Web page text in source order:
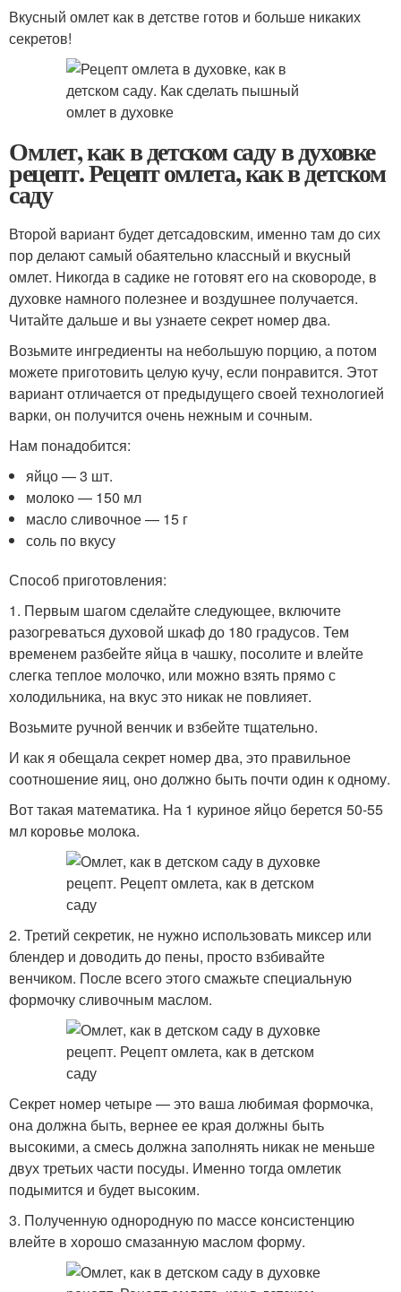
Вкусный омлет как в детстве готов и больше никаких
секретов!
Омлет, как в детском саду в духовке
рецепт. Рецепт омлета, как в детском
саду
Второй вариант будет детсадовским, именно там до сих
пор делают самый обаятельно классный и вкусный
омлет. Никогда в садике не готовят его на сковороде, в
духовке намного полезнее и воздушнее получается.
Читайте дальше и вы узнаете секрет номер два.
Возьмите ингредиенты на небольшую порцию, а потом
можете приготовить целую кучу, если понравится. Этот
вариант отличается от предыдущего своей технологией
варки, он получится очень нежным и сочным.
Нам понадобится:
яйцо — 3 шт.
молоко — 150 мл
масло сливочное — 15 г
соль по вкусу
Способ приготовления:
1. Первым шагом сделайте следующее, включите
разогреваться духовой шкаф до 180 градусов. Тем
временем разбейте яйца в чашку, посолите и влейте
слегка теплое молочко, или можно взять прямо с
холодильника, на вкус это никак не повлияет.
Возьмите ручной венчик и взбейте тщательно.
И как я обещала секрет номер два, это правильное
соотношение яиц, оно должно быть почти один к одному.
Вот такая математика. На 1 куриное яйцо берется 50-55
мл коровье молока.
2. Третий секретик, не нужно использовать миксер или
блендер и доводить до пены, просто взбивайте
венчиком. После всего этого смажьте специальную
формочку сливочным маслом.
Секрет номер четыре — это ваша любимая формочка,
она должна быть, вернее ее края должны быть
высокими, а смесь должна заполнять никак не меньше
двух третьих части посуды. Именно тогда омлетик
подымится и будет высоким.
3. Полученную однородную по массе консистенцию
влейте в хорошо смазанную маслом форму.